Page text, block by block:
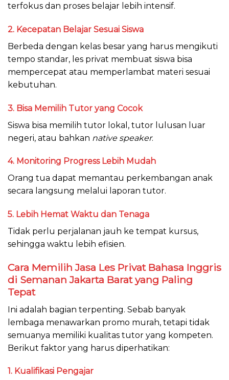
terfokus dan proses belajar lebih intensif.
2. Kecepatan Belajar Sesuai Siswa
Berbeda dengan kelas besar yang harus mengikuti
tempo standar, les privat membuat siswa bisa
mempercepat atau memperlambat materi sesuai
kebutuhan.
3. Bisa Memilih Tutor yang Cocok
Siswa bisa memilih tutor lokal, tutor lulusan luar
negeri, atau bahkan native speaker.
4. Monitoring Progress Lebih Mudah
Orang tua dapat memantau perkembangan anak
secara langsung melalui laporan tutor.
5. Lebih Hemat Waktu dan Tenaga
Tidak perlu perjalanan jauh ke tempat kursus,
sehingga waktu lebih efisien.
Cara Memilih Jasa Les Privat Bahasa Inggris
di Semanan Jakarta Barat yang Paling
Tepat
Ini adalah bagian terpenting. Sebab banyak
lembaga menawarkan promo murah, tetapi tidak
semuanya memiliki kualitas tutor yang kompeten.
Berikut faktor yang harus diperhatikan:
1. Kualifikasi Pengajar